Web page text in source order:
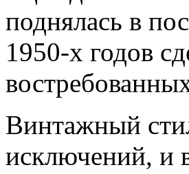
поднялась в
1950-х годов
Винтажный
исключений, и